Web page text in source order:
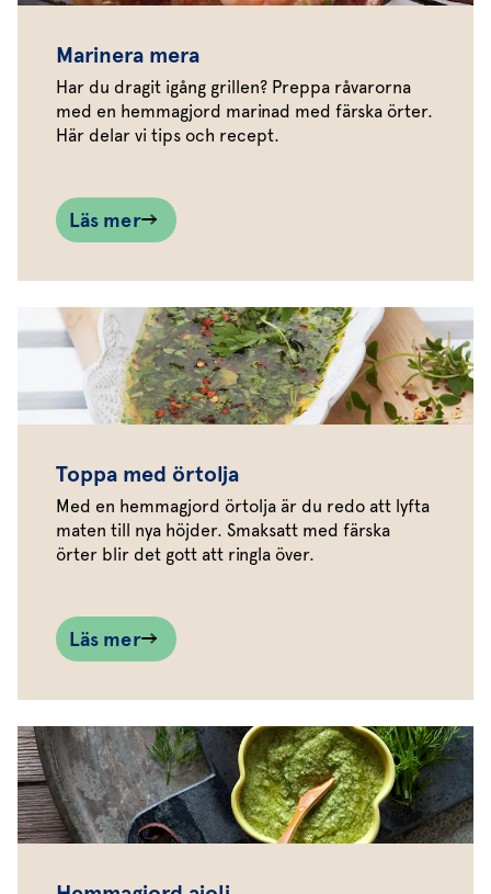
Marinera mera
Har du dragit igång grillen? Preppa råvarorna
med en hemmagjord marinad med färska örter.
Här delar vi tips och recept.
Läs mer
Toppa med örtolja
Med en hemmagjord örtolja är du redo att lyfta
maten till nya höjder. Smaksatt med färska
örter blir det gott att ringla över.
Läs mer